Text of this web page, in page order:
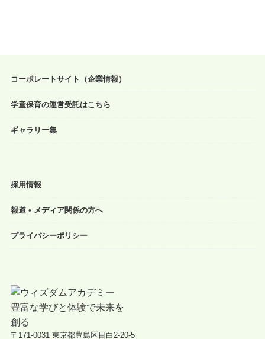
コーポレートサイト（企業情報）
学童保育の運営受託はこちら
ギャラリー集
採用情報
報道 • メディア関係の方へ
プライバシーポリシー
〒171-0031 東京都豊島区目白2-20-5